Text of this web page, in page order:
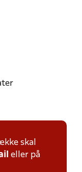
skal
eller på